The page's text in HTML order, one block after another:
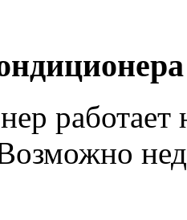
работает